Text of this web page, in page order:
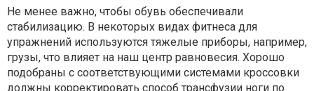
Не менее важно, чтобы обувь обеспечивали
стабилизацию. В некоторых видах фитнеса для
упражнений используются тяжелые приборы, например,
грузы, что влияет на наш центр равновесия. Хорошо
подобраны с соответствующими системами кроссовки
должны корректировать способ трансфузии ноги по